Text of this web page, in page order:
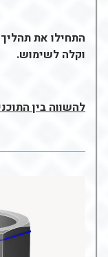
התחילו את
וקלה לשימוש.
להשווה בין